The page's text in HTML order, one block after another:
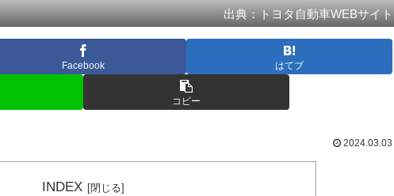
出典：トヨタ自動車WEBサイト
Facebook はてブ
コピー
2024.03.03
INDEX